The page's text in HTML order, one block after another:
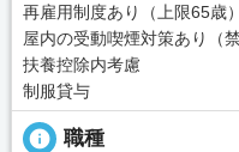
再雇用制度あり（上限65歳）
屋内の受動喫煙対策あり（禁
扶養控除内考慮
制服貸与
info 職種